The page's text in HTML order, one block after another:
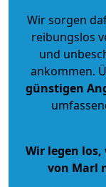
Wir sorgen
reibungslos
und
ankommen.
günstigen
Wir legen
von Marl